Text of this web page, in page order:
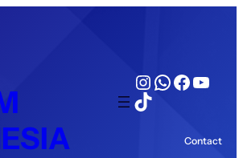
Instagram
TikTok
Contact